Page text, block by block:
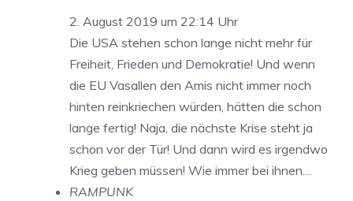
2. August 2019 um 22:14 Uhr
Die USA stehen schon lange nicht mehr für
Freiheit, Frieden und Demokratie! Und wenn
die EU Vasallen den Amis nicht immer noch
hinten reinkriechen würden, hätten die schon
lange fertig! Naja, die nächste Krise steht ja
schon vor der Tür! Und dann wird es irgendwo
Krieg geben müssen! Wie immer bei ihnen…
RAMPUNK